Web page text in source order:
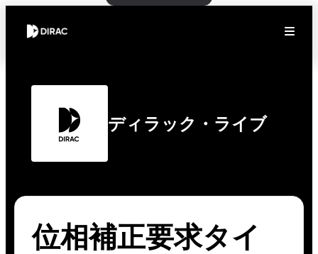
ディラック・ライブ
位相補正要求タイ